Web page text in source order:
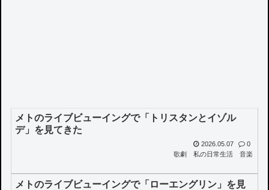
メトのライブビューイングで「トリスタンとイゾル
デ」を見てきた
2026.05.07
0
歌劇
私の日常生活 音楽
メトのライブビューイングで「ローエングリン」を見